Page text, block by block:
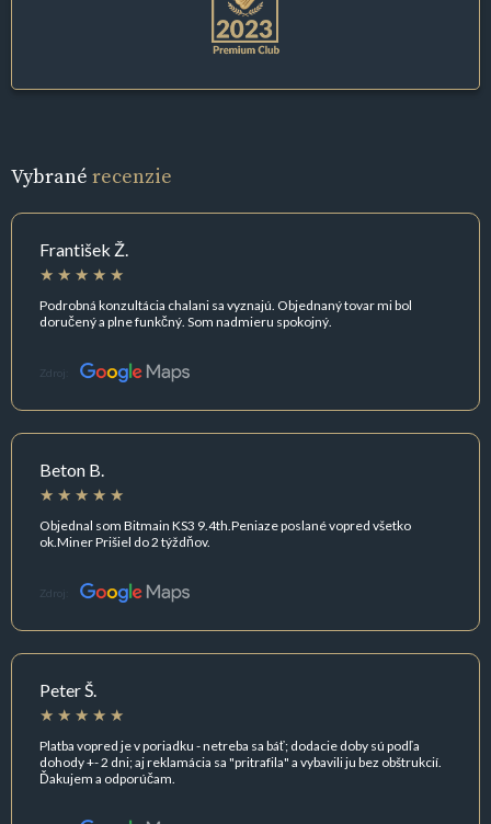
Vybrané recenzie
František Ž.
Podrobná konzultácia chalani sa vyznajú. Objednaný tovar mi bol
doručený a plne funkčný. Som nadmieru spokojný.
Zdroj:
Beton B.
Objednal som Bitmain KS3 9.4th.Peniaze poslané vopred všetko
ok.Miner Prišiel do 2 týždňov.
Zdroj:
Peter Š.
Platba vopred je v poriadku - netreba sa báť; dodacie doby sú podľa
dohody +- 2 dni; aj reklamácia sa "pritrafila" a vybavili ju bez obštrukcií.
Ďakujem a odporúčam.